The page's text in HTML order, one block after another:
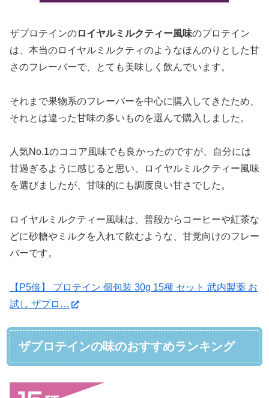
ザプロテインのロイヤルミルクティー風味のプロテイン
は、本当のロイヤルミルクティのようなほんのりとした甘
さのフレーバーで、とても美味しく飲んでいます。
それまで果物系のフレーバーを中心に購入してきたため、
それとは違った甘味の多いものを選んで購入しました。
人気No.1のココア風味でも良かったのですが、自分には
甘過ぎるように感じると思い、ロイヤルミルクティー風味
を選びましたが、甘味的にも調度良い甘さでした。
ロイヤルミルクティー風味は、普段からコーヒーや紅茶な
どに砂糖やミルクを入れて飲むような、甘党向けのフレー
バーです。
【P5倍】 プロテイン 個包装 30g 15種 セット 武内製薬 お
試し ザプロ…
ザプロテインの味のおすすめランキング